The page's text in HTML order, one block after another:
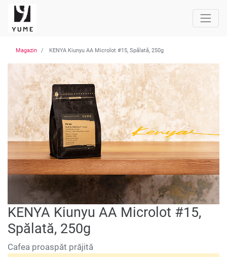
Magazin KENYA Kiunyu AA Microlot #15, Spălată, 250g
KENYA Kiunyu AA Microlot #15,
Spălată, 250g
Cafea proaspăt prăjită